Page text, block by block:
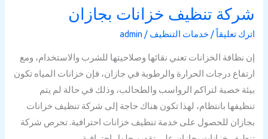
شركة تنظيف خزانات بجازان
اترك تعليقاً /خدمات التنظيف /
admin
إن نظافة الخزانات تعني نقائها وصلاحيتها للشرب والاستخدام، ومع
ارتفاع درجات الحرارة والرطوبة في جازان، فإن خزانات المياه تكون
بيئة خصبة لتراكم الرواسب والطحالب، وذلك في حالة لم يتم
تنظيفها بانتظام، لهذا تكون هناك حاجة إلى شركة تنظيف خزانات
بجازان للحصول على خدمة تنظيف خزانات احترافية. تحرص شركة